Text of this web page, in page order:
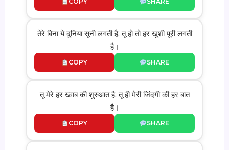
तेरे बिना ये दुनिया सूनी लगती है, तू हो तो हर खुशी पूरी लगती
है।
COPY SHARE
तू मेरे हर ख्वाब की शुरुआत है, तू ही मेरी जिंदगी की हर बात
है।
COPY SHARE